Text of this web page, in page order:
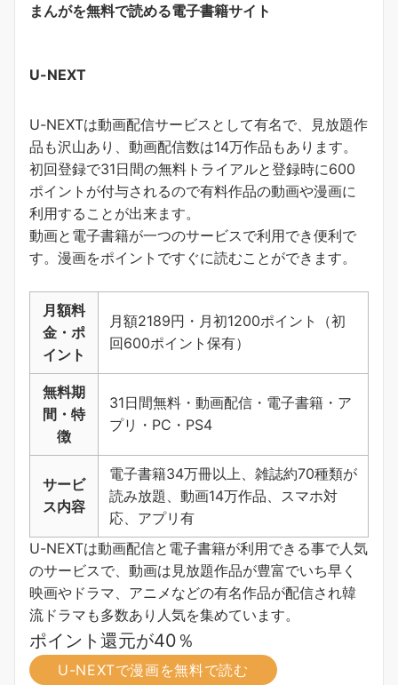
まんがを無料で読める電子書籍サイト
U-NEXT
U-NEXTは動画配信サービスとして有名で、見放題作
品も沢山あり、動画配信数は14万作品もあります。
初回登録で31日間の無料トライアルと登録時に600
ポイントが付与されるので有料作品の動画や漫画に
利用することが出来ます。
動画と電子書籍が一つのサービスで利用でき便利で
す。 漫画をポイントですぐに読むことができます。
月額料
金・ポ
イント
月額2189円・月初1200ポイント（初
回600ポイント保有）
無料期
間・特
徴
31日間無料・動画配信・電子書籍・ア
プリ・PC・PS4
サービ
ス内容
電子書籍34万冊以上、雑誌約70種類が
読み放題、動画14万作品、スマホ対
応、アプリ有
U-NEXTは動画配信と電子書籍が利用できる事で人気
のサービスで、動画は見放題作品が豊富でいち早く
映画やドラマ、アニメなどの有名作品が配信され韓
流ドラマも多数あり人気を集めています。
ポイント還元が40％
U-NEXTで漫画を無料で読む